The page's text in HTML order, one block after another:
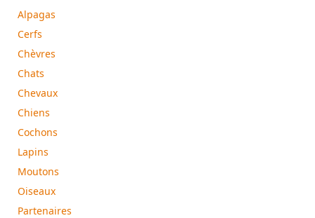
Alpagas
Cerfs
Chèvres
Chats
Chevaux
Chiens
Cochons
Lapins
Moutons
Oiseaux
Partenaires